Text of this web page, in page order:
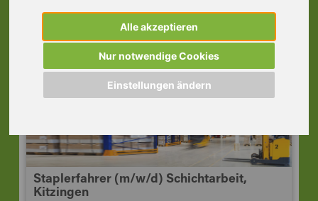
Alle akzeptieren
Nur notwendige Cookies
Einstellungen ändern
Staplerprofi (m/w/d) Schicht, Würzburg
Staplerfahrer (m/w/d) Schichtarbeit,
Kitzingen